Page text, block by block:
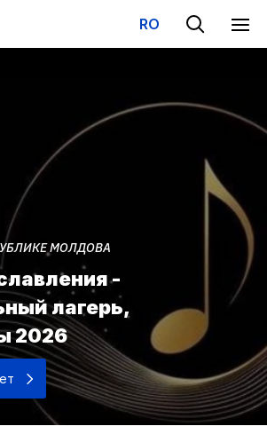
RO
МОЛДОВА
-
лагерь,
2026